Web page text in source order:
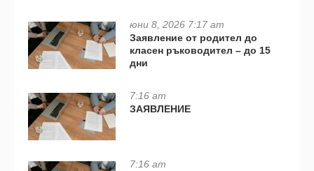
юни 8, 2026 7:17 am
Заявление от родител до
класен ръководител – до 15
дни
7:16 am
ЗАЯВЛЕНИЕ
7:16 am